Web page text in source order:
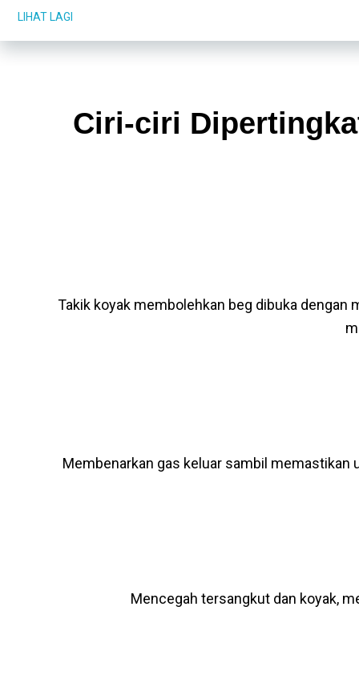
LIHAT LAGI
Ciri-ciri
Takik koyak membolehkan beg dibuka dengan
Membenarkan gas keluar sambil memastikan
Mencegah tersangkut dan koyak,